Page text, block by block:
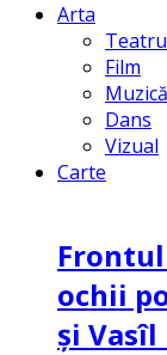
Arta
Teatru
Film
Muzică
Dans
Vizual
Carte
ochii
și